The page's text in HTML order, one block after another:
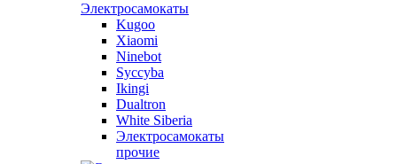
Электросамокаты
Kugoo
Xiaomi
Ninebot
Syccyba
Ikingi
Dualtron
White Siberia
Электросамокаты
прочие